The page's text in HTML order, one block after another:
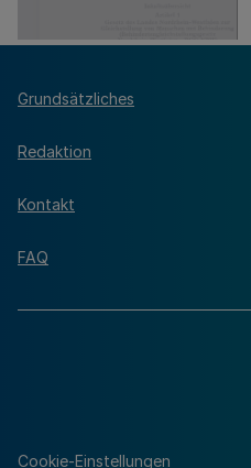
Grundsätzliches
Redaktion
Kontakt
FAQ
Cookie-Einstellungen